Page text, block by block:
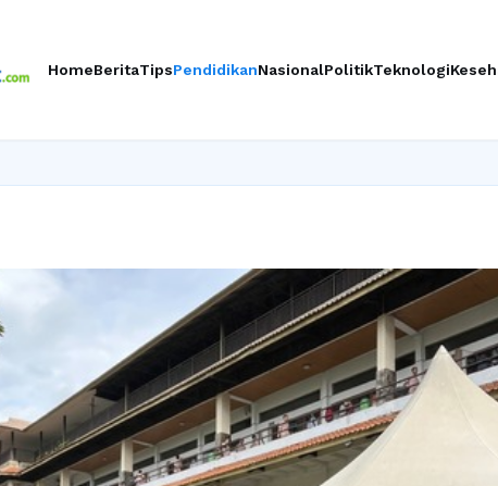
HomeBeritaTipsPendidikanNasionalPolitikTeknologi